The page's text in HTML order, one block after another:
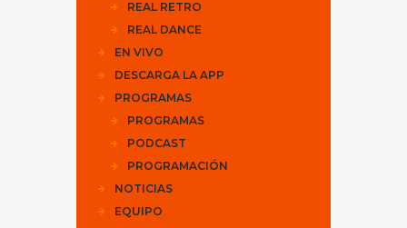
REAL RETRO
REAL DANCE
EN VIVO
DESCARGA LA APP
PROGRAMAS
PROGRAMAS
PODCAST
PROGRAMACIÓN
NOTICIAS
EQUIPO